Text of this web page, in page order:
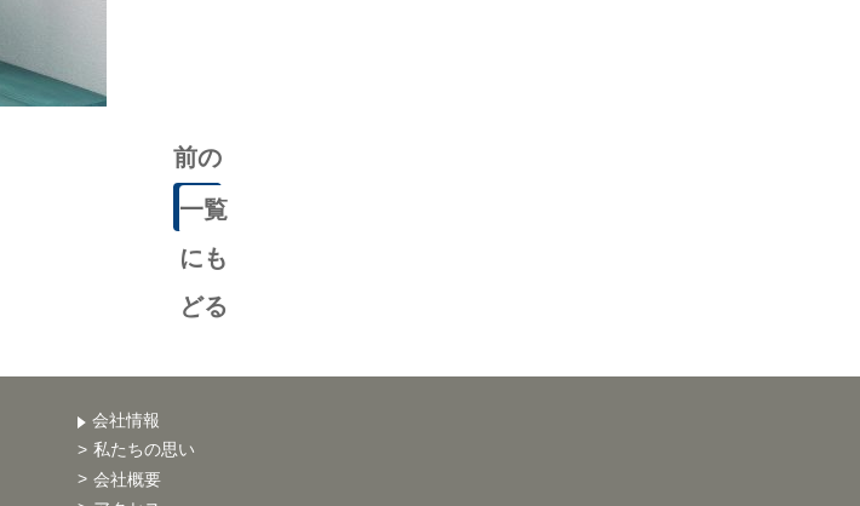
前の
記事
一覧
にも
どる
会社情報
私たちの思い
会社概要